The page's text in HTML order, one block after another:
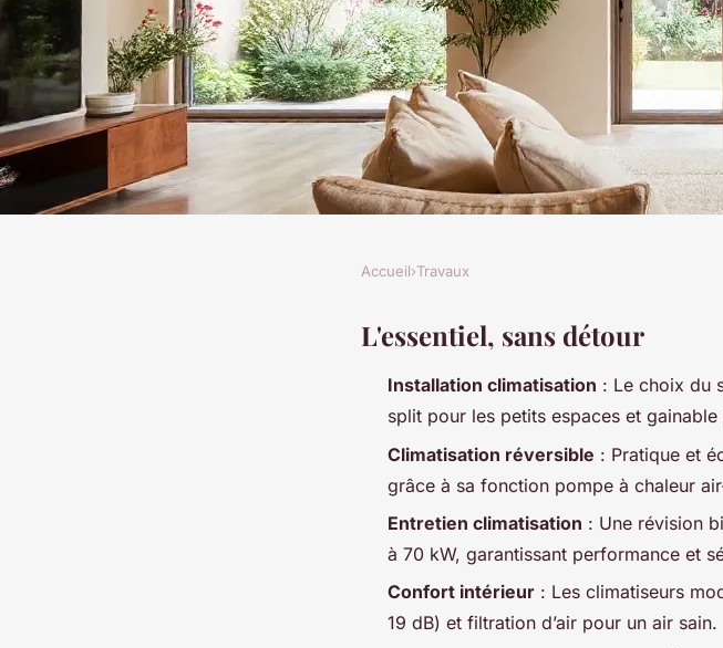
Découvrez les meilleures
climatisation pour confort à
Accueil›Travaux
L'essentiel, sans détour
Installation climatisation : Le choix du
split pour les petits espaces et
Climatisation réversible : Pratique et
grâce à sa fonction pompe à chaleur
Entretien climatisation : Une révision
à 70 kW, garantissant performance et
Confort intérieur : Les climatiseurs
19 dB) et filtration d’air pour un air sain.